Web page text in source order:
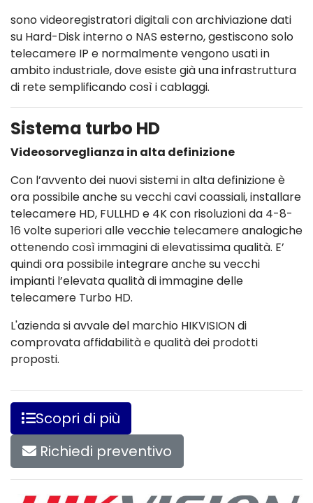
sono videoregistratori digitali con archiviazione dati
su Hard-Disk interno o NAS esterno, gestiscono solo
telecamere IP e normalmente vengono usati in
ambito industriale, dove esiste già una infrastruttura
di rete semplificando così i cablaggi.
Sistema turbo HD
Videosorveglianza in alta definizione
Con l’avvento dei nuovi sistemi in alta definizione è
ora possibile anche su vecchi cavi coassiali, installare
telecamere HD, FULLHD e 4K con risoluzioni da 4-8-
16 volte superiori alle vecchie telecamere analogiche
ottenendo così immagini di elevatissima qualità. E’
quindi ora possibile integrare anche su vecchi
impianti l’elevata qualità di immagine delle
telecamere Turbo HD.
L'azienda si avvale del marchio HIKVISION di
comprovata affidabilità e qualità dei prodotti
proposti.
Scopri di più
Richiedi preventivo